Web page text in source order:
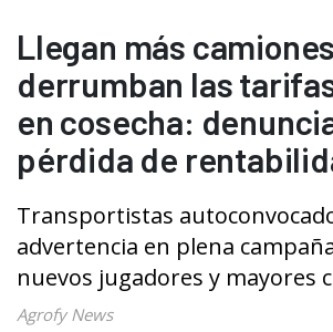
Llegan más
derrumban las
en cosecha:
pérdida de
Transportistas
advertencia en plena
nuevos jugadores y mayores
Agrofy News